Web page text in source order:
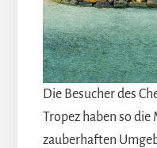
Die Besucher des
Tropez haben so
zauberhaften